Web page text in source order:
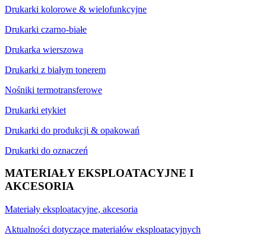
Drukarki kolorowe & wielofunkcyjne
Drukarki czarno-białe
Drukarka wierszowa
Drukarki z białym tonerem
Nośniki termotransferowe
Drukarki etykiet
Drukarki do produkcji & opakowań
Drukarki do oznaczeń
MATERIAŁY EKSPLOATACYJNE I
AKCESORIA
Materiały eksploatacyjne, akcesoria
Aktualności dotyczące materiałów eksploatacyjnych